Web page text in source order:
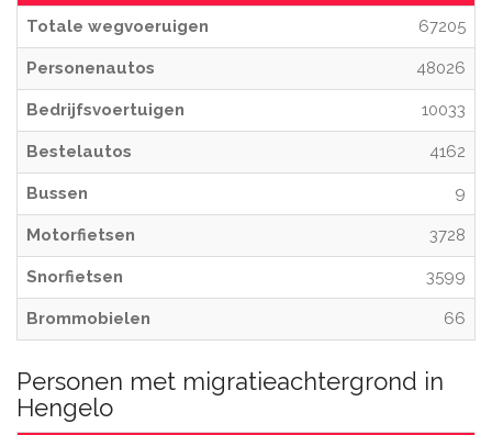
Totale wegvoeruigen 67205
Personenautos 48026
Bedrijfsvoertuigen 10033
Bestelautos 4162
Bussen 9
Motorfietsen 3728
Snorfietsen 3599
Brommobielen 66
Personen met migratieachtergrond in
Hengelo